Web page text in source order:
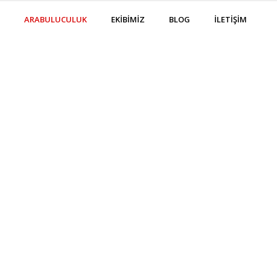
ARABULUCULUK EKİBİMİZ BLOG İLETİŞİM